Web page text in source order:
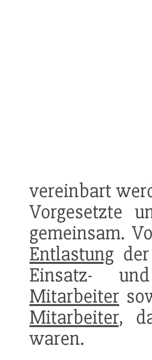
vereinbart
Vorgesetzte
gemeinsam.
Entlastung
Einsatz-
Mitarbeiter
Mitarbeiter,
waren.